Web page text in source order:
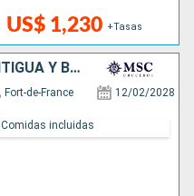
US$ 1,230 +Tasas
DOMINICA, SAN MARTÍN, ANTIGUA Y BARBUDA
Fort-de-France 12/02/2028
Comidas incluidas